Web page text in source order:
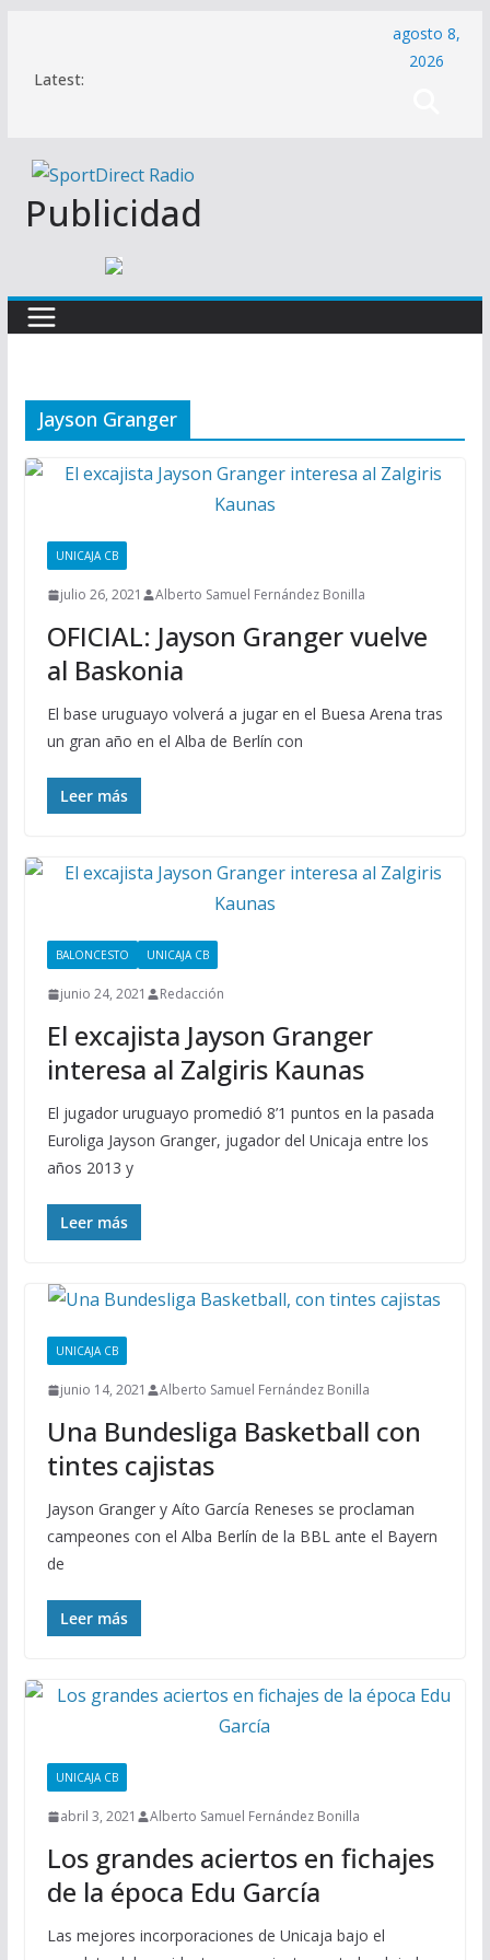
contenido
Latest:
agosto 8,
2026
Publicidad
Jayson Granger
UNICAJA CB
julio 26, 2021 Alberto Samuel Fernández Bonilla
OFICIAL: Jayson Granger vuelve
al Baskonia
El base uruguayo volverá a jugar en el Buesa Arena tras
un gran año en el Alba de Berlín con
Leer más
BALONCESTO UNICAJA CB
junio 24, 2021 Redacción
El excajista Jayson Granger
interesa al Zalgiris Kaunas
El jugador uruguayo promedió 8’1 puntos en la pasada
Euroliga Jayson Granger, jugador del Unicaja entre los
años 2013 y
Leer más
UNICAJA CB
junio 14, 2021 Alberto Samuel Fernández Bonilla
Una Bundesliga Basketball con
tintes cajistas
Jayson Granger y Aíto García Reneses se proclaman
campeones con el Alba Berlín de la BBL ante el Bayern
de
Leer más
UNICAJA CB
abril 3, 2021 Alberto Samuel Fernández Bonilla
Los grandes aciertos en fichajes
de la época Edu García
Las mejores incorporaciones de Unicaja bajo el